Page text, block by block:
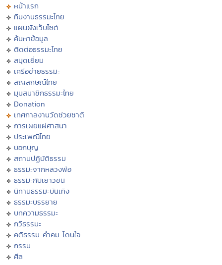
หน้าแรก
ทีมงานธรรมะไทย
แผนผังเว็บไซต์
ค้นหาข้อมูล
ติดต่อธรรมะไทย
สมุดเยี่ยม
เครือข่ายธรรมะ
สัญลักษณ์ไทย
มุมสมาชิกธรรมะไทย
Donation
เทศกาลงานวัดช่วยชาติ
การเผยแผ่ศาสนา
ประเพณีไทย
บอกบุญ
สถานปฏิบัติธรรม
ธรรมะจากหลวงพ่อ
ธรรมะกับเยาวชน
นิทานธรรมะบันเทิง
ธรรมะบรรยาย
บทความธรรมะ
กวีธรรมะ
คติธรรม คำคม โดนใจ
กรรม
ศีล